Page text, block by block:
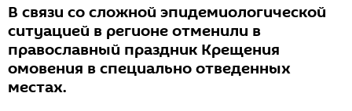
В связи со сложной эпидемиологической
ситуацией в регионе отменили в
православный праздник Крещения
омовения в специально отведенных
местах.